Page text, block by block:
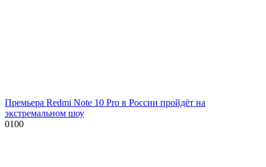
Премьера Redmi Note 10 Pro в России пройдёт на
экстремальном шоу
0100